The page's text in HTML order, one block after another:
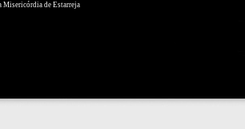
Misericórdia de Estarreja